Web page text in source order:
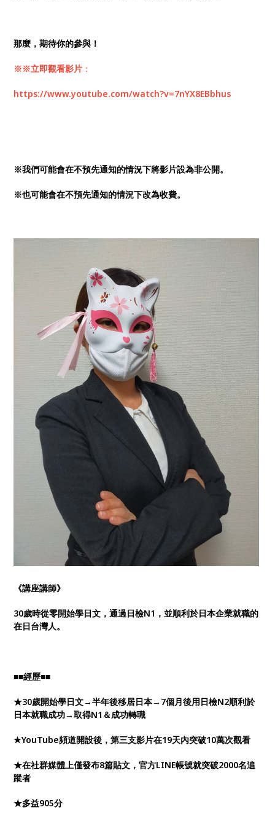
那麼，期待你的參與！
※※立即觀看影片 ：
https://www.youtube.com/watch?v=7nYX8EBbhus
※我們可能會在不預先通知的情況下將影片設為非公開。
※也可能會在不預先通知的情況下改為收費。
《講座講師》
30歲時從零開始學日文，通過日檢N1，並順利於日本企業就職的
在日台灣人。
■■經歷■■
★30歲開始學日文→半年後移居日本→7個月後用日檢N2順利於
日本就職成功→取得N1＆成功轉職
★YouTube頻道開設後，第三支影片在19天內突破10萬次觀看
★在社群媒體上僅發布8篇貼文，官方LINE帳號就突破2000名追
蹤者
★多益905分